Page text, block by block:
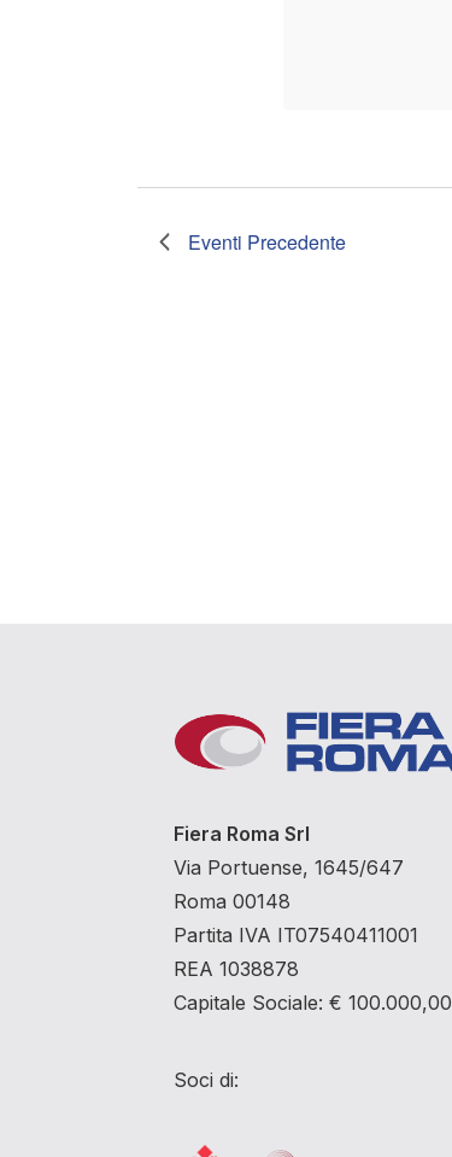
Eventi Precedente
Fiera Roma Srl
Via Portuense, 1645/647
Roma 00148
Partita IVA IT07540411001
REA 1038878
Capitale Sociale: € 100.000,00
Soci di: